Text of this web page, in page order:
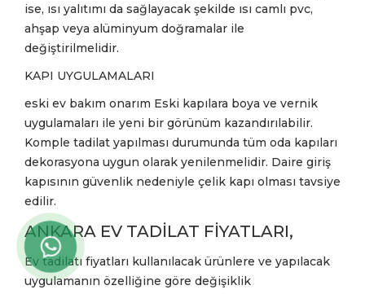
ise, ısı yalıtımı da sağlayacak şekilde ısı camlı pvc,
ahşap veya alüminyum doğramalar ile
değiştirilmelidir.
KAPI UYGULAMALARI
eski ev bakım onarım Eski kapılara boya ve vernik
uygulamaları ile yeni bir görünüm kazandırılabilir.
Komple tadilat yapılması durumunda tüm oda kapıları
dekorasyona uygun olarak yenilenmelidir. Daire giriş
kapısının güvenlik nedeniyle çelik kapı olması tavsiye
edilir.
ANKARA EV TADİLAT FİYATLARI,
Ev tadilatı fiyatları kullanılacak ürünlere ve yapılacak
uygulamanın özelliğine göre değişiklik